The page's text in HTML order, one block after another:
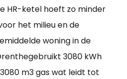
HR-ketel hoeft zo minder
het milieu en de
woning in de
3080 kWh
m3 gas wat leidt tot